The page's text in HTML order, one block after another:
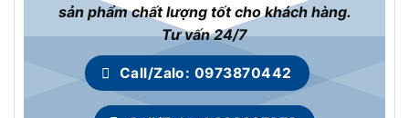
sản phẩm chất lượng tốt cho khách hàng.
Tư vấn 24/7
Call/Zalo: 0973870442